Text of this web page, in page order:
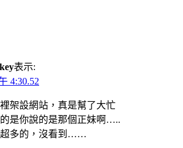
表示:
4:30.52
架設網站，真是幫了大忙
是你說的是那個正妹啊…..
超多的，沒看到……